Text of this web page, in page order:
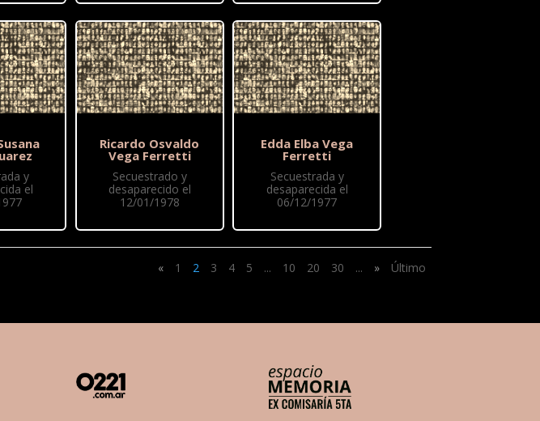
y
el
Ricardo Osvaldo
Vega Ferretti
Secuestrado y
desaparecido el
12/01/1978
Edda Elba Vega
Ferretti
Secuestrada y
desaparecida el
06/12/1977
« 1 2 3 4 5 ... 10 20 30 ... » Último